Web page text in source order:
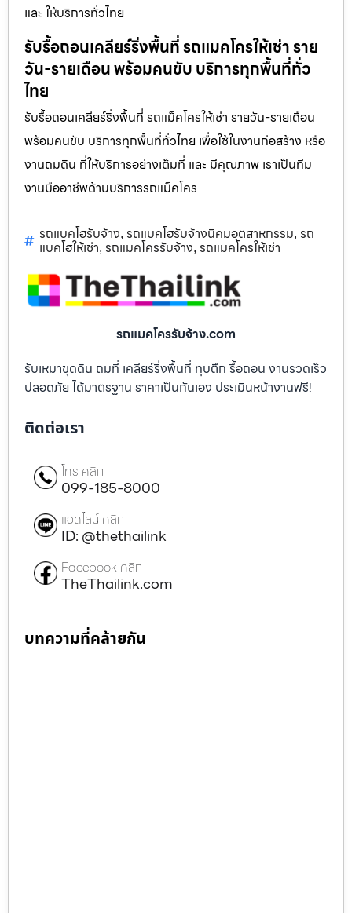
และ ให้บริการทั่วไทย
รับรื้อถอนเคลียร์ริ่งพื้นที่ รถแมคโครให้เช่า ราย
วัน-รายเดือน พร้อมคนขับ บริการทุกพื้นที่ทั่ว
ไทย
รับรื้อถอนเคลียร์ริ่งพื้นที่ รถแม็คโครให้เช่า รายวัน-รายเดือน
พร้อมคนขับ บริการทุกพื้นที่ทั่วไทย เพื่อใช้ในงานก่อสร้าง หรือ
งานถมดิน ที่ให้บริการอย่างเต็มที่ และ มีคุณภาพ เราเป็นทีม
งานมืออาชีพด้านบริการรถแม็คโคร
รถแบคโฮรับจ้าง, รถแบคโฮรับจ้างนิคมอุตสาหกรรม, รถ
แบคโฮให้เช่า, รถแมคโครรับจ้าง, รถแมคโครให้เช่า
รถแมคโครรับจ้าง.com
รับเหมาขุดดิน ถมที่ เคลียร์ริ่งพื้นที่ ทุบตึก รื้อถอน งานรวดเร็ว
ปลอดภัย ได้มาตรฐาน ราคาเป็นกันเอง ประเมินหน้างานฟรี!
ติดต่อเรา
โทร คลิก
099-185-8000
แอดไลน์ คลิก
ID: @thethailink
Facebook คลิก
TheThailink.com
บทความที่คล้ายกัน